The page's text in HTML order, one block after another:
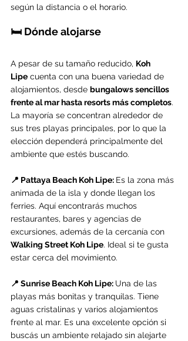
según la distancia o el horario.
🛏️ Dónde alojarse
A pesar de su tamaño reducido, Koh
Lipe cuenta con una buena variedad de
alojamientos, desde bungalows sencillos
frente al mar hasta resorts más completos.
La mayoría se concentran alrededor de
sus tres playas principales, por lo que la
elección dependerá principalmente del
ambiente que estés buscando.
📍 Pattaya Beach Koh Lipe: Es la zona más
animada de la isla y donde llegan los
ferries. Aquí encontrarás muchos
restaurantes, bares y agencias de
excursiones, además de la cercanía con
Walking Street Koh Lipe. Ideal si te gusta
estar cerca del movimiento.
📍 Sunrise Beach Koh Lipe: Una de las
playas más bonitas y tranquilas. Tiene
aguas cristalinas y varios alojamientos
frente al mar. Es una excelente opción si
buscás un ambiente relajado sin alejarte